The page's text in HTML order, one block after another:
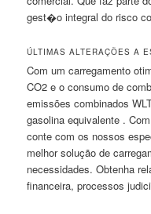
gest�o integral do risco
ÚLTIMAS ALTERAÇÕES A
Com um carregamento
CO2 e o consumo de
emissões combinados
gasolina equivalente .
conte com os nossos
melhor solução de
necessidades. Obtenha
financeira, processos